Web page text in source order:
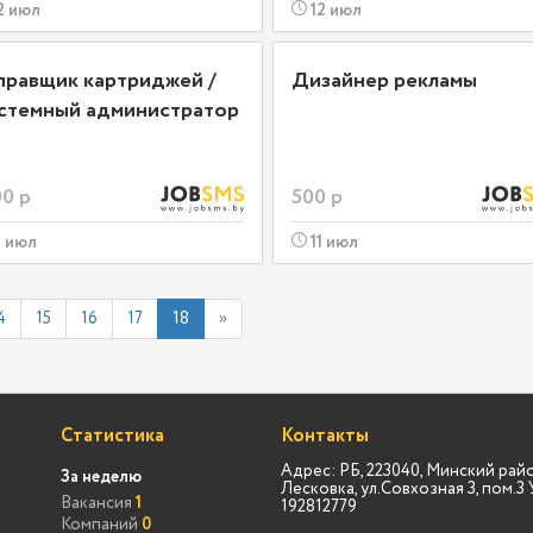
июл 12 июл
картриджей /
администратор
р
июл
Дизайнер рекламы
500 р
11 июл
15 16 17 18 »
Статистика
За неделю
Вакансия 1
Компаний 0
Контакты
Адрес: РБ, 223040, Минский
Лесковка, ул.Совхозная 3,
192812779